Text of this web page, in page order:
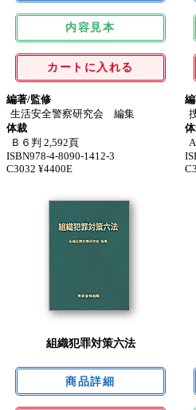
内容見本
カートに入れる
編著/監修
生活安全警察研究会 編集
体裁
Ｂ６判 2,592頁
ISBN978-4-8090-1412-3
C3032 ¥4400E
組織犯罪対策六法